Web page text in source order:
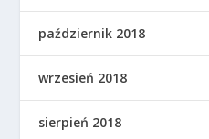
październik 2018
wrzesień 2018
sierpień 2018